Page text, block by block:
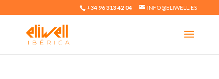
+34 96 313 42 04 INFO@ELIWELL.ES